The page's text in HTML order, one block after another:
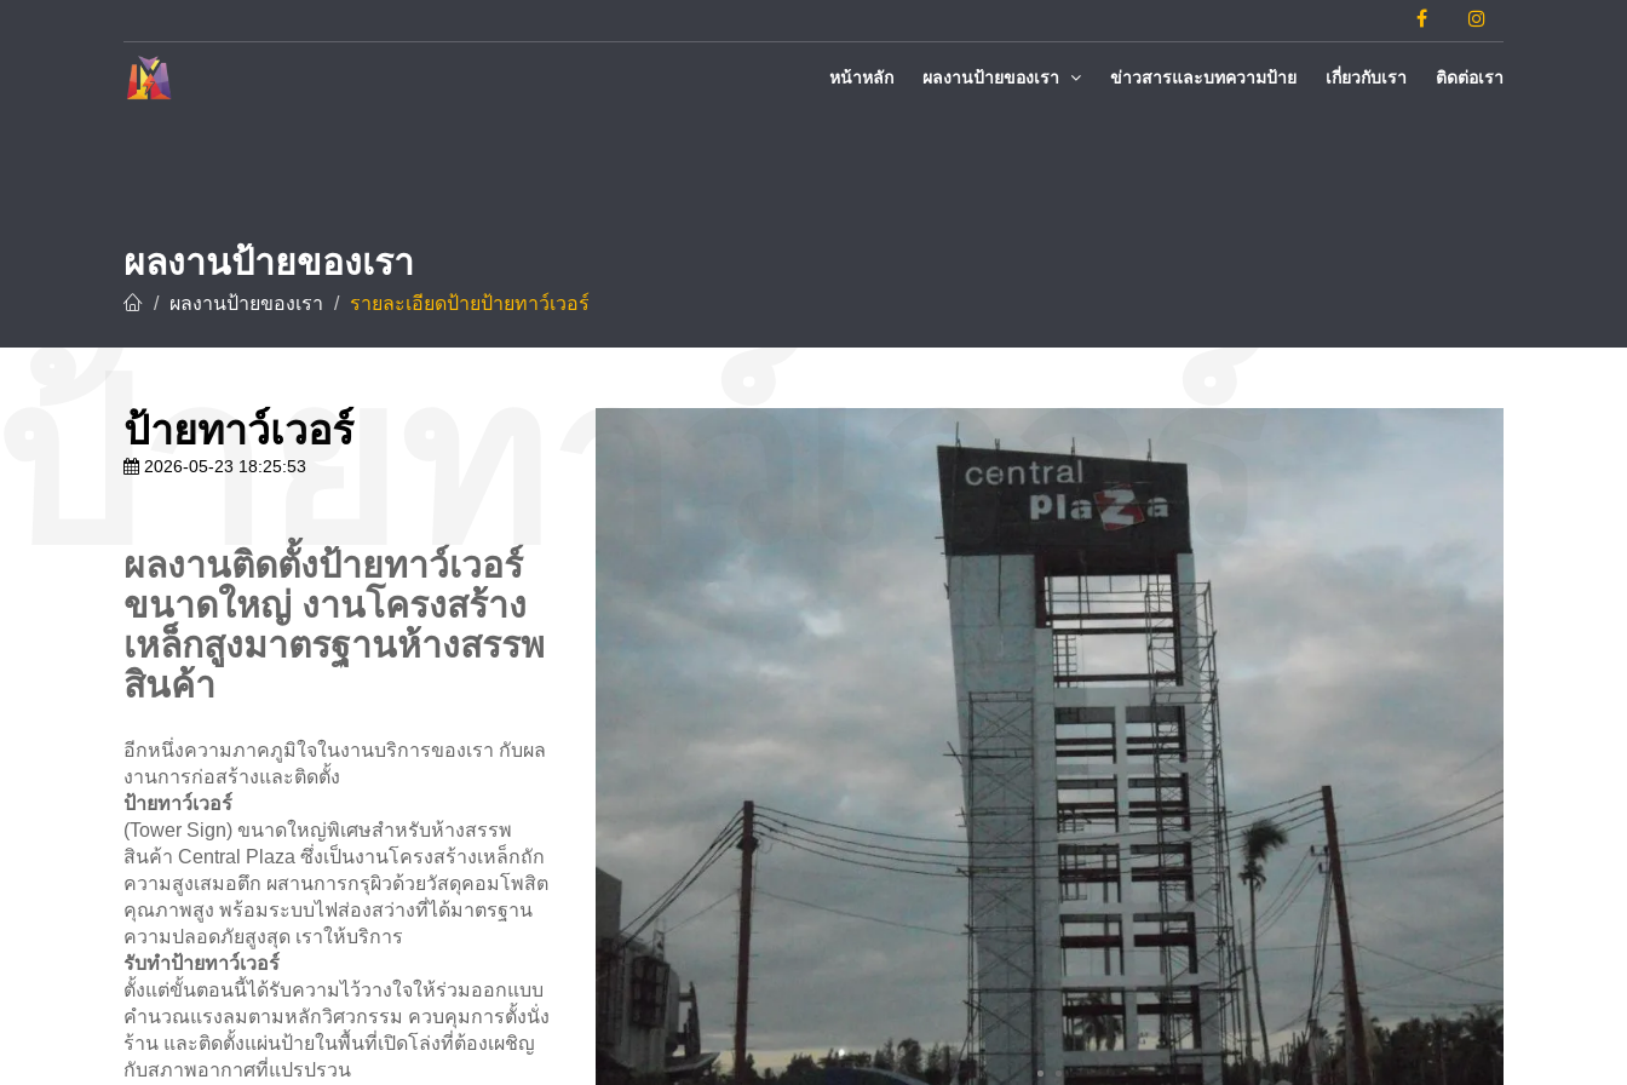
หน้าหลัก ผลงานป้ายของเรา ข่าวสารและบทความป้าย เกี่ยวกับเรา ติดต่อเรา
ผลงานป้ายของเรา
ผลงานป้ายของเรา รายละเอียดป้ายป้ายทาว์เวอร์
ป้ายทาว์เวอร์
2026-05-23 18:25:53
ผลงานติดตั้งป้ายทาว์เวอร์
ขนาดใหญ่ งานโครงสร้าง
เหล็กสูงมาตรฐานห้างสรรพ
สินค้า
อีกหนึ่งความภาคภูมิใจในงานบริการของเรา กับผล
งานการก่อสร้างและติดตั้ง
ป้ายทาว์เวอร์
(Tower Sign) ขนาดใหญ่พิเศษสำหรับห้างสรรพ
สินค้า Central Plaza ซึ่งเป็นงานโครงสร้างเหล็กถัก
ความสูงเสมอตึก ผสานการกรุผิวด้วยวัสดุคอมโพสิต
คุณภาพสูง พร้อมระบบไฟส่องสว่างที่ได้มาตรฐาน
ความปลอดภัยสูงสุด เราให้บริการ
รับทำป้ายทาว์เวอร์
ตั้งแต่ขั้นตอนนี้ได้รับความไว้วางใจให้ร่วมออกแบบ
คำนวณแรงลมตามหลักวิศวกรรม ควบคุมการตั้งนั่ง
ร้าน และติดตั้งแผ่นป้ายในพื้นที่เปิดโล่งที่ต้องเผชิญ
กับสภาพอากาศที่แปรปรวน